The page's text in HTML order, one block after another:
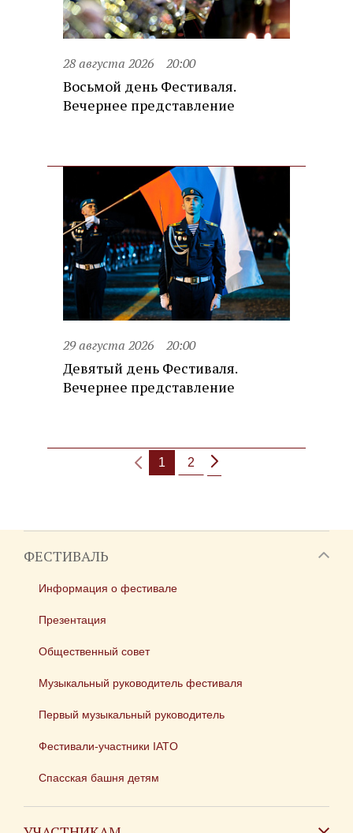
28 августа 2026 20:00
Восьмой день Фестиваля.
Вечернее представление
29 августа 2026 20:00
Девятый день Фестиваля.
Вечернее представление
1 2
ФЕСТИВАЛЬ
Информация о фестивале
Презентация
Общественный совет
Музыкальный руководитель фестиваля
Первый музыкальный руководитель
Фестивали-участники IATO
Спасская башня детям